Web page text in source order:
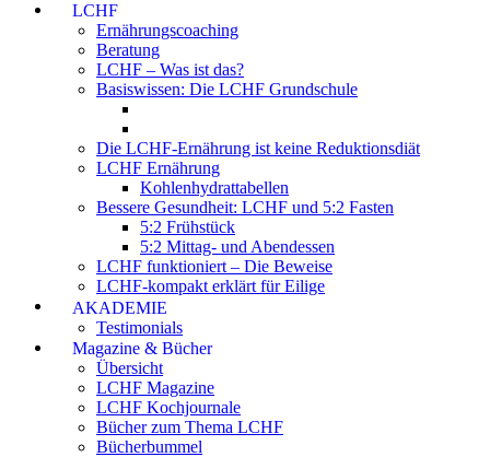
LCHF
Ernährungscoaching
Beratung
LCHF – Was ist das?
Basiswissen: Die LCHF Grundschule
Die LCHF-Ernährung ist keine Reduktionsdiät
LCHF Ernährung
Kohlenhydrattabellen
Bessere Gesundheit: LCHF und 5:2 Fasten
5:2 Frühstück
5:2 Mittag- und Abendessen
LCHF funktioniert – Die Beweise
LCHF-kompakt erklärt für Eilige
AKADEMIE
Testimonials
Magazine & Bücher
Übersicht
LCHF Magazine
LCHF Kochjournale
Bücher zum Thema LCHF
Bücherbummel